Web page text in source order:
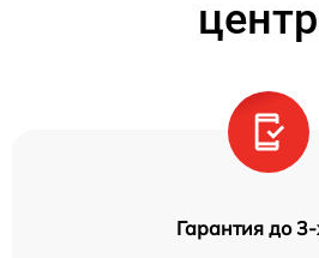
Гарантия до 3-